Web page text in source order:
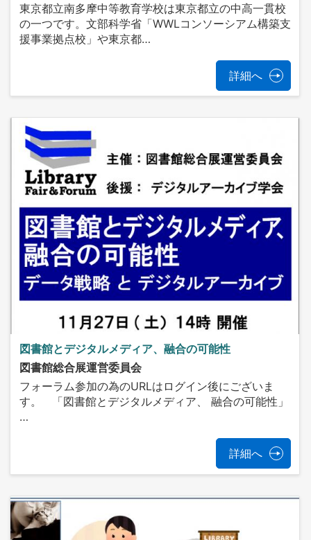
東京都立南多摩中等教育学校は東京都立の中高一貫校
の一つです。文部科学省「WWLコンソーシアム構築支
援事業拠点校」や東京都…
詳細へ
図書館とデジタルメディア、融合の可能性
図書館総合展運営委員会
フォーラム参加の為のURLはログイン後にございま
す。 「図書館とデジタルメディア、 融合の可能性」
…
詳細へ